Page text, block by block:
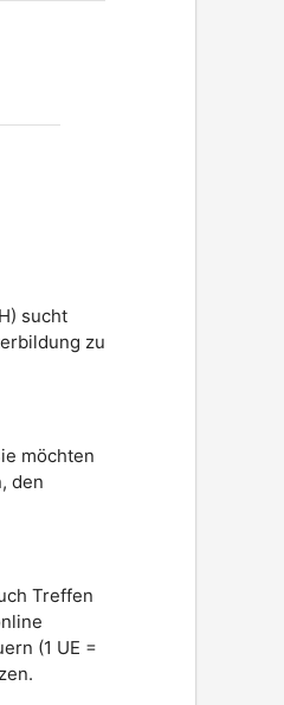
sucht
zu
möchten
den
Treffen
(1 UE =